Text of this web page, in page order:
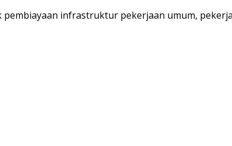
infrastruktur pekerjaan umum,